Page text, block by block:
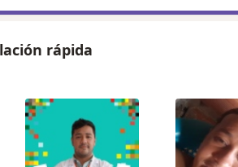
rápida